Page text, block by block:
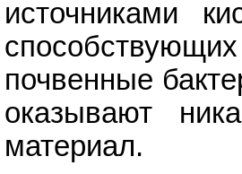
источниками
почвенные
оказывают
материал.